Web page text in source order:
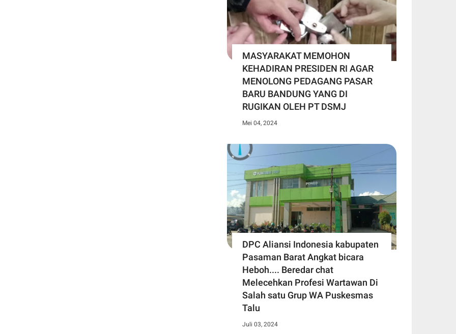
MASYARAKAT MEMOHON
KEHADIRAN PRESIDEN RI AGAR
MENOLONG PEDAGANG PASAR
BARU BANDUNG YANG DI
RUGIKAN OLEH PT DSMJ
Mei 04, 2024
DPC Aliansi Indonesia kabupaten
Pasaman Barat Angkat bicara
Heboh.... Beredar chat
Melecehkan Profesi Wartawan Di
Salah satu Grup WA Puskesmas
Talu
Juli 03, 2024